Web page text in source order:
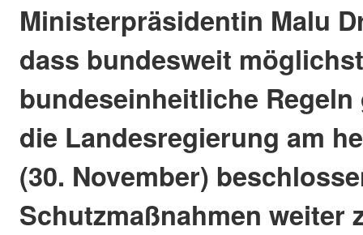
Ministerpräsidentin Malu
dass bundesweit
bundeseinheitliche
die Landesregierung am
(30. November)
Schutzmaßnahmen weiter